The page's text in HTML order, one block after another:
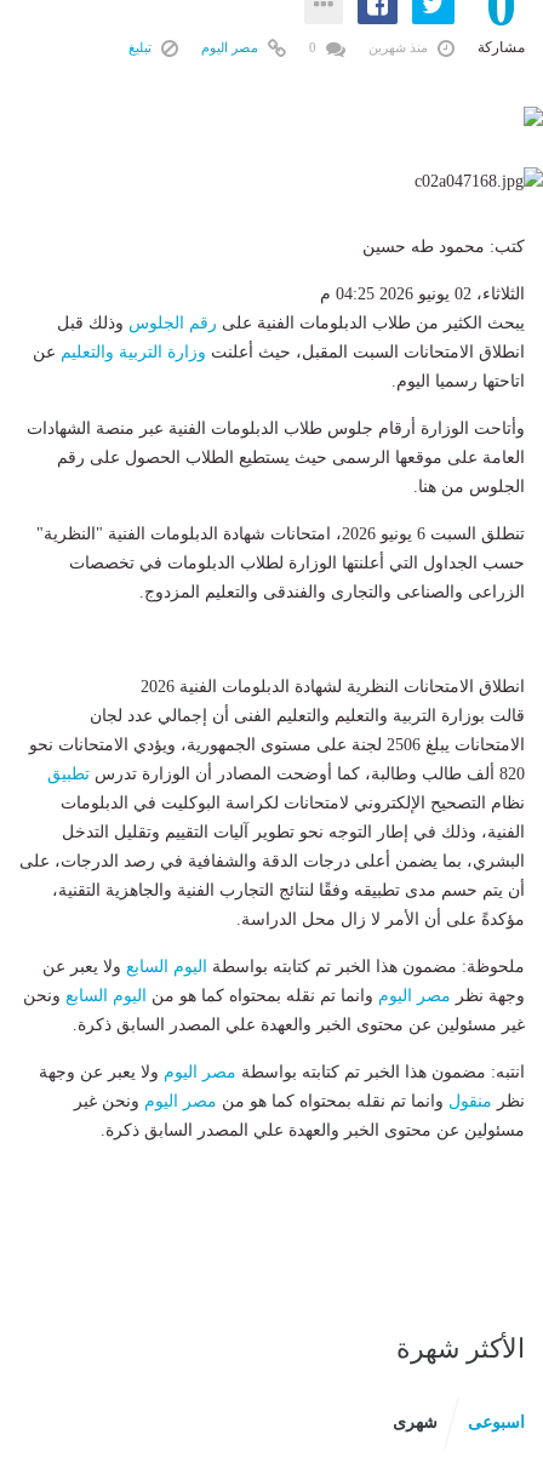
مشاركة منذ شهرين مصر اليوم تبليغ
كتب: محمود طه حسين
الثلاثاء، 02 يونيو 2026 04:25 م
يبحث الكثير من طلاب الدبلومات الفنية على رقم الجلوس وذلك قبل
انطلاق الامتحانات السبت المقبل، حيث أعلنت وزارة التربية والتعليم عن
اتاحتها رسميا اليوم.
وأتاحت الوزارة أرقام جلوس طلاب الدبلومات الفنية عبر منصة الشهادات
العامة على موقعها الرسمى حيث يستطيع الطلاب الحصول على رقم
الجلوس من هنا.
تنطلق السبت 6 يونيو 2026، امتحانات شهادة الدبلومات الفنية "النظرية"
حسب الجداول التي أعلنتها الوزارة لطلاب الدبلومات في تخصصات
الزراعى والصناعى والتجارى والفندقى والتعليم المزدوج.
انطلاق الامتحانات النظرية لشهادة الدبلومات الفنية 2026
قالت بوزارة التربية والتعليم والتعليم الفنى أن إجمالي عدد لجان
الامتحانات يبلغ 2506 لجنة على مستوى الجمهورية، ويؤدي الامتحانات نحو
820 ألف طالب وطالبة، كما أوضحت المصادر أن الوزارة تدرس
تطبيق
نظام التصحيح الإلكتروني لامتحانات لكراسة البوكليت في الدبلومات
الفنية، وذلك في إطار التوجه نحو تطوير آليات التقييم وتقليل التدخل
البشري، بما يضمن أعلى درجات الدقة والشفافية في رصد الدرجات، على
أن يتم حسم مدى تطبيقه وفقًا لنتائج التجارب الفنية والجاهزية التقنية،
مؤكدةً على أن الأمر لا زال محل الدراسة.
ملحوظة: مضمون هذا الخبر تم كتابته بواسطة اليوم السابع ولا يعبر عن
وجهة نظر مصر اليوم وانما تم نقله بمحتواه كما هو من اليوم السابع ونحن
غير مسئولين عن محتوى الخبر والعهدة علي المصدر السابق ذكرة.
انتبه: مضمون هذا الخبر تم كتابته بواسطة مصر اليوم ولا يعبر عن وجهة
نظر منقول وانما تم نقله بمحتواه كما هو من مصر اليوم ونحن غير
مسئولين عن محتوى الخبر والعهدة علي المصدر السابق ذكرة.
الأكثر شهرة
اسبوعى شهرى